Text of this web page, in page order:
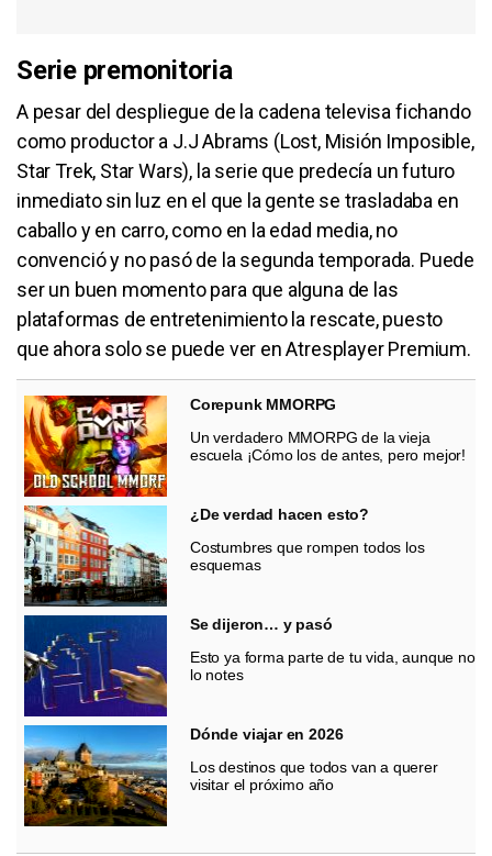
Serie premonitoria
A pesar del despliegue de la cadena televisa fichando
como productor a J.J Abrams (Lost, Misión Imposible,
Star Trek, Star Wars), la serie que predecía un futuro
inmediato sin luz en el que la gente se trasladaba en
caballo y en carro, como en la edad media, no
convenció y no pasó de la segunda temporada. Puede
ser un buen momento para que alguna de las
plataformas de entretenimiento la rescate, puesto
que ahora solo se puede ver en Atresplayer Premium.
Corepunk MMORPG
Un verdadero MMORPG de la vieja
escuela ¡Cómo los de antes, pero mejor!
¿De verdad hacen esto?
Costumbres que rompen todos los
esquemas
Se dijeron… y pasó
Esto ya forma parte de tu vida, aunque no
lo notes
Dónde viajar en 2026
Los destinos que todos van a querer
visitar el próximo año